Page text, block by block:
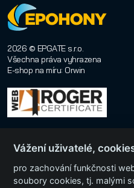
2026 © EPGATE s.r.o.
Všechna práva vyhrazena
E-shop na míru: Orwin
Vážení uživatelé,
pro zachování funkčnosti
soubory cookies, tj. malými